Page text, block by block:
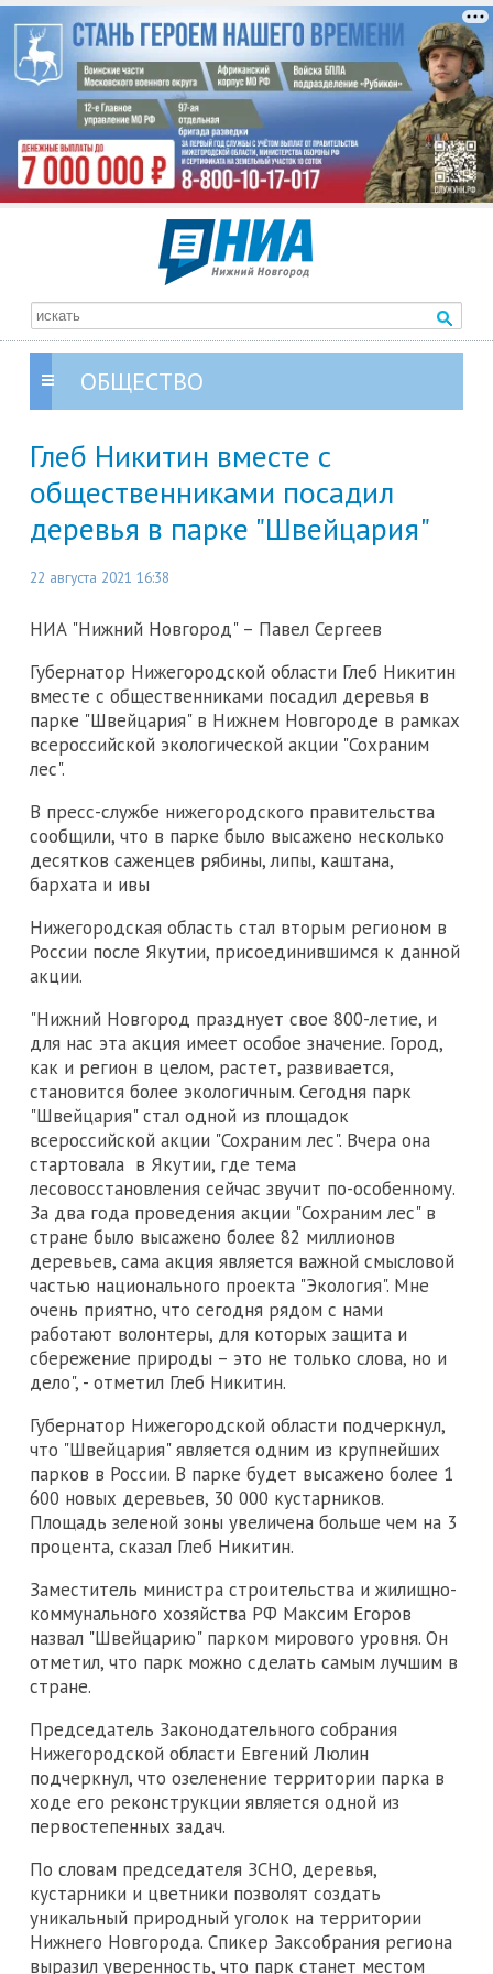
ОБЩЕСТВО
Глеб Никитин вместе с
общественниками посадил
деревья в парке "Швейцария"
22 августа 2021 16:38
НИА "Нижний Новгород" – Павел Сергеев
Губернатор Нижегородской области Глеб Никитин
вместе с общественниками посадил деревья в
парке "Швейцария" в Нижнем Новгороде в рамках
всероссийской экологической акции "Сохраним
лес".
В пресс-службе нижегородского правительства
сообщили, что в парке было высажено несколько
десятков саженцев рябины, липы, каштана,
бархата и ивы
Нижегородская область стал вторым регионом в
России после Якутии, присоединившимся к данной
акции.
"Нижний Новгород празднует свое 800-летие, и
для нас эта акция имеет особое значение. Город,
как и регион в целом, растет, развивается,
становится более экологичным. Сегодня парк
"Швейцария" стал одной из площадок
всероссийской акции "Сохраним лес". Вчера она
стартовала в Якутии, где тема
лесовосстановления сейчас звучит по-особенному.
За два года проведения акции "Сохраним лес" в
стране было высажено более 82 миллионов
деревьев, сама акция является важной смысловой
частью национального проекта "Экология". Мне
очень приятно, что сегодня рядом с нами
работают волонтеры, для которых защита и
сбережение природы – это не только слова, но и
дело", - отметил Глеб Никитин.
Губернатор Нижегородской области подчеркнул,
что "Швейцария" является одним из крупнейших
парков в России. В парке будет высажено более 1
600 новых деревьев, 30 000 кустарников.
Площадь зеленой зоны увеличена больше чем на 3
процента, сказал Глеб Никитин.
Заместитель министра строительства и жилищно-
коммунального хозяйства РФ Максим Егоров
назвал "Швейцарию" парком мирового уровня. Он
отметил, что парк можно сделать самым лучшим в
стране.
Председатель Законодательного собрания
Нижегородской области Евгений Люлин
подчеркнул, что озеленение территории парка в
ходе его реконструкции является одной из
первостепенных задач.
По словам председателя ЗСНО, деревья,
кустарники и цветники позволят создать
уникальный природный уголок на территории
Нижнего Новгорода. Спикер Заксобрания региона
выразил уверенность, что парк станет местом